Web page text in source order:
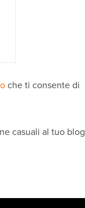
che ti consente di
casuali al tuo blog